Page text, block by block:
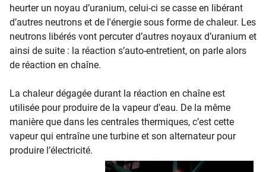
heurter un noyau d’uranium, celui-ci se casse en libérant
d’autres neutrons et de l'énergie sous forme de chaleur. Les
neutrons libérés vont percuter d’autres noyaux d’uranium et
ainsi de suite : la réaction s’auto-entretient, on parle alors
de réaction en chaîne.
La chaleur dégagée durant la réaction en chaîne est
utilisée pour produire de la vapeur d'eau. De la même
manière que dans les centrales thermiques, c’est cette
vapeur qui entraîne une turbine et son alternateur pour
produire l’électricité.